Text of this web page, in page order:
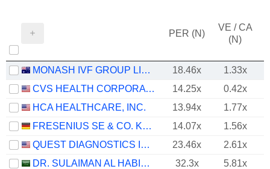
PER (N)
VE / CA
(N)
MONASH IVF GROUP LIMITED 18.46x
1.33x
CVS HEALTH CORPORATION
14.25x
0.42x
HCA HEALTHCARE, INC.
13.94x
1.77x
FRESENIUS SE & CO. KGAA
14.07x
1.56x
QUEST DIAGNOSTICS INCORPORATED
23.46x 2.61x
DR. SULAIMAN AL HABIB MEDICAL SERVICES GROUP COMPANY
32.3x 5.81x